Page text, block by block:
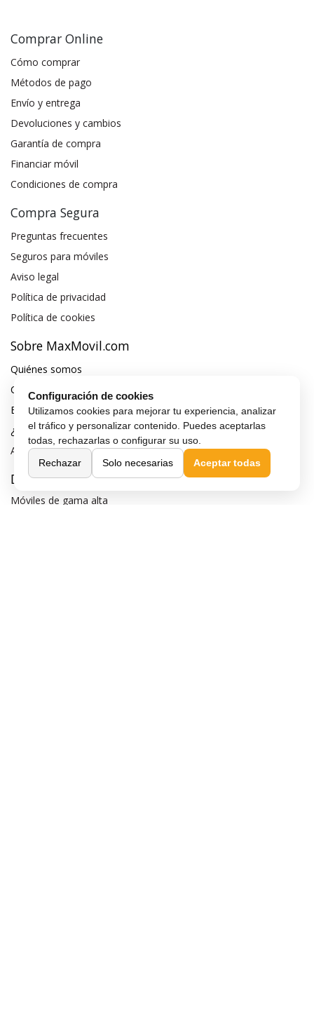
Comprar Online
Cómo comprar
Métodos de pago
Envío y entrega
Devoluciones y cambios
Garantía de compra
Financiar móvil
Condiciones de compra
Compra Segura
Preguntas frecuentes
Seguros para móviles
Aviso legal
Política de privacidad
Política de cookies
Sobre MaxMovil.com
Quiénes somos
Contacta con nosotros
Blog
¿Quieres ser distribuidor?
Afiliación y publicidad
Destacados
Móviles de gama alta
Configuración de cookies
Utilizamos cookies para mejorar tu experiencia, analizar
el tráfico y personalizar contenido. Puedes aceptarlas
todas, rechazarlas o configurar su uso.
Rechazar
Solo necesarias Aceptar todas